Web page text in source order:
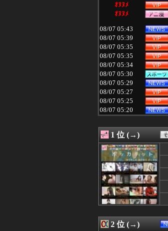
ｵﾇﾇﾒ
ｵﾇﾇﾒ
08/07 05:43
08/07 05:39
08/07 05:35
08/07 05:35
08/07 05:34
08/07 05:30
08/07 05:29
08/07 05:27
08/07 05:25
08/07 05:20
08/07 05:12
08/07 05:12
08/07 05:10
08/07 05:09
08/07 05:09
08/07 05:05
08/07 05:03
08/07 05:01
08/07 05:00
08/07 05:00
08/07 05:00
1 位 (→)
2 位 (→)